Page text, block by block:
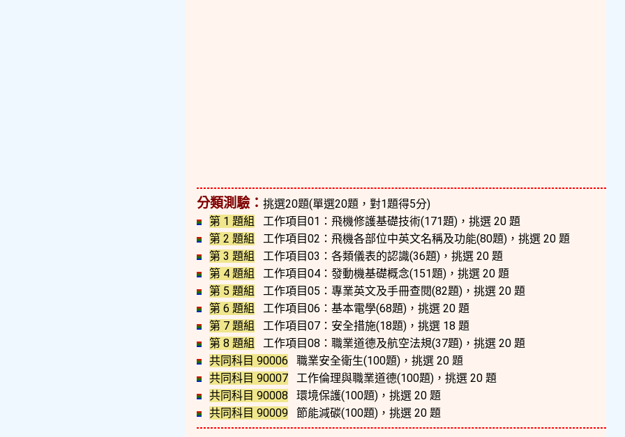
分類測驗： 挑選20題(單選20題，對1題得5分)
第 1 題組
工作項目01：飛機修護基礎技術(171題)，挑選 20 題
第 2 題組
工作項目02：飛機各部位中英文名稱及功能(80題)，挑選 20 題
第 3 題組
工作項目03：各類儀表的認識(36題)，挑選 20 題
第 4 題組
工作項目04：發動機基礎概念(151題)，挑選 20 題
第 5 題組
工作項目05：專業英文及手冊查閱(82題)，挑選 20 題
第 6 題組
工作項目06：基本電學(68題)，挑選 20 題
第 7 題組
工作項目07：安全措施(18題)，挑選 18 題
第 8 題組
工作項目08：職業道德及航空法規(37題)，挑選 20 題
共同科目 90006
職業安全衛生(100題)，挑選 20 題
共同科目 90007
工作倫理與職業道德(100題)，挑選 20 題
共同科目 90008
環境保護(100題)，挑選 20 題
共同科目 90009
節能減碳(100題)，挑選 20 題